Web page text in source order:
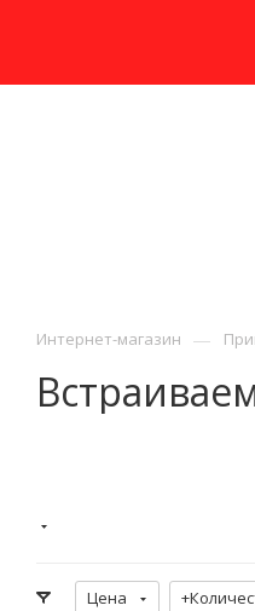
Интернет-магазин —
Цена